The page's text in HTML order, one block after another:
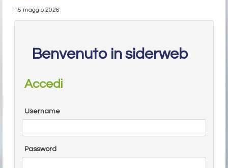
15 maggio 2026
Benvenuto in siderweb
Accedi
Username
Password